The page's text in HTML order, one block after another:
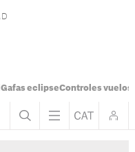
Gafas eclipseControles vuelos